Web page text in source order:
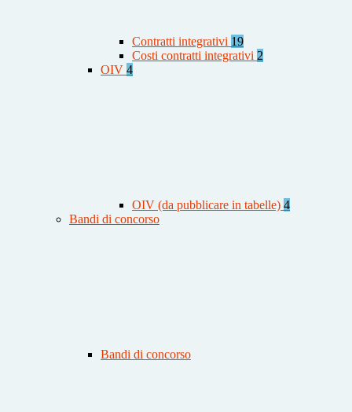
Contratti integrativi 19
Costi contratti integrativi 2
OIV 4
OIV (da pubblicare in tabelle) 4
Bandi di concorso
Bandi di concorso